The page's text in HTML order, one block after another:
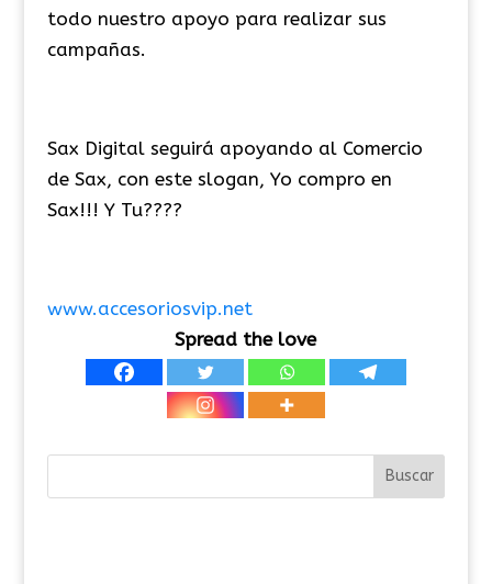
todo nuestro apoyo para realizar sus
campañas.
Sax Digital seguirá apoyando al Comercio
de Sax, con este slogan, Yo compro en
Sax!!! Y Tu????
www.accesoriosvip.net
Spread the love